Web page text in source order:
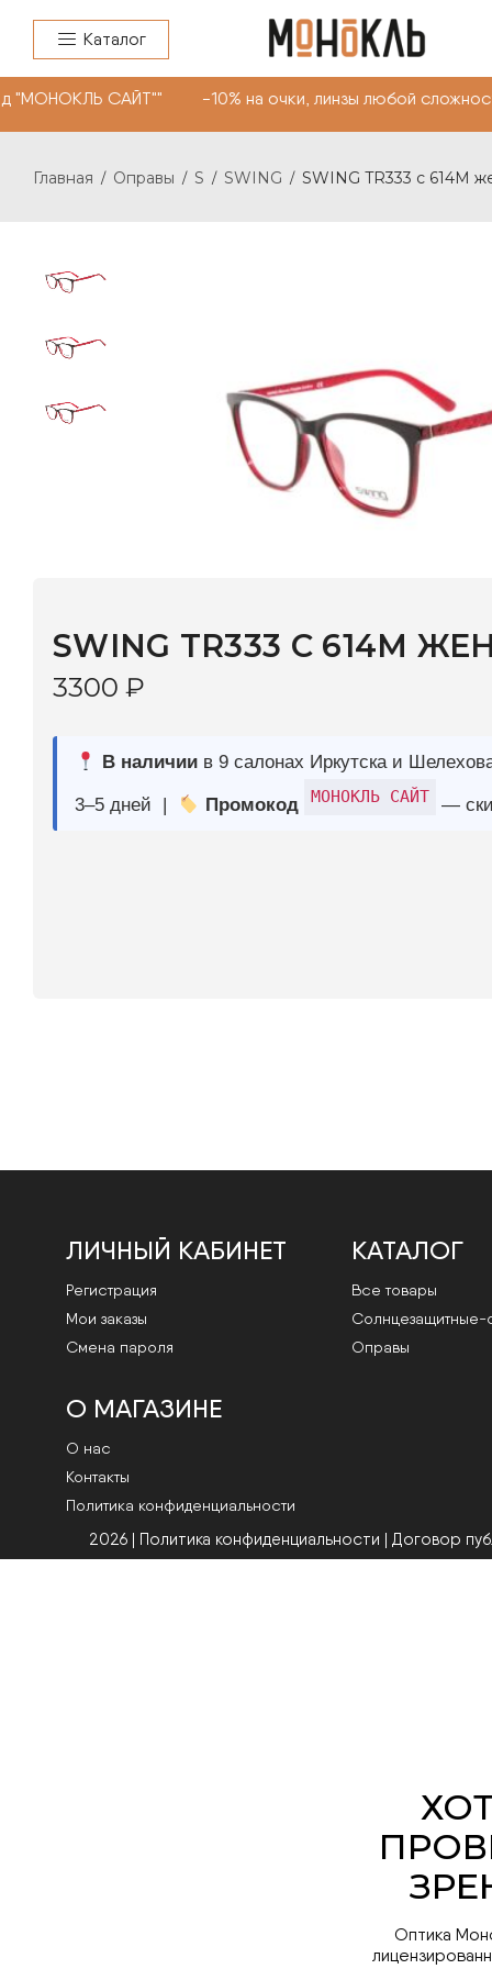
Каталог
САЙТ"" -10% на очки, линзы любой
Главная / Оправы / S / SWING / SWING TR333 с 614М
В наличиив 9 салонах Иркутска и Шелехова |
ЛИЧНЫЙ КАБИНЕТ
Регистрация
Мои заказы
Смена пароля
КАТАЛОГ
Все товары
Cолнцезащитные-
Оправы
О МАГАЗИНЕ
О нас
Контакты
Политика конфиденциальности
2026 | Политика конфиденциальности | Договор
Оптика